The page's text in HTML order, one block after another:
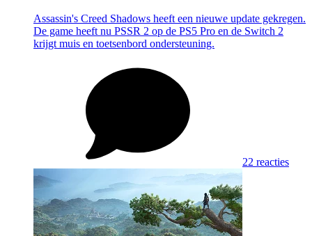
Assassin's Creed Shadows heeft een nieuwe update gekregen.
De game heeft nu PSSR 2 op de PS5 Pro en de Switch 2
krijgt muis en toetsenbord ondersteuning.
22 reacties